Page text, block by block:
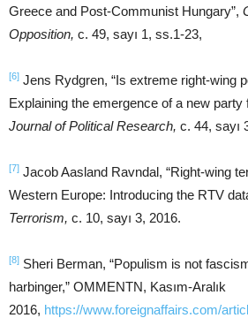
Greece and Post-Communist Hungary”,
Opposition, c. 49, sayı 1, ss.1-23,
[6] Jens Rydgren, “Is extreme right-wing
Explaining the emergence of a new party
Journal of Political Research, c. 44, sayı
[7] Jacob Aasland Ravndal, “Right-wing
Western Europe: Introducing the RTV
Terrorism, c. 10, sayı 3, 2016.
[8] Sheri Berman, “Populism is not
harbinger,” OMMENTN, Kasım-Aralık
2016, https://www.foreignaffairs.com/